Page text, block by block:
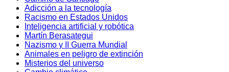
Adicción a la tecnología
Racismo en Estados Unidos
Inteligencia artificial y robótica
Martín Berasategui
Nazismo y II Guerra Mundial
Animales en peligro de extinción
Misterios del universo